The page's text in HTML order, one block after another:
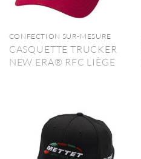
CONFECTION SUR-MESURE
CASQUETTE TRUCKER
NEW ERA® RFC LIÈGE